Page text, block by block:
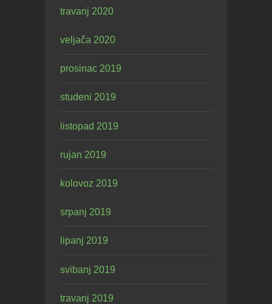
travanj 2020
veljača 2020
prosinac 2019
studeni 2019
listopad 2019
rujan 2019
kolovoz 2019
srpanj 2019
lipanj 2019
svibanj 2019
travanj 2019